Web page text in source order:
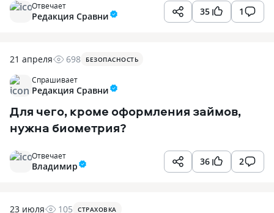
35 1
Отвечает
Редакция Сравни
21 апреля 698 БЕЗОПАСНОСТЬ
Спрашивает
Редакция Сравни
Для чего, кроме оформления займов,
нужна биометрия?
36 2
Отвечает
Владимир
23 июля 105 СТРАХОВКА